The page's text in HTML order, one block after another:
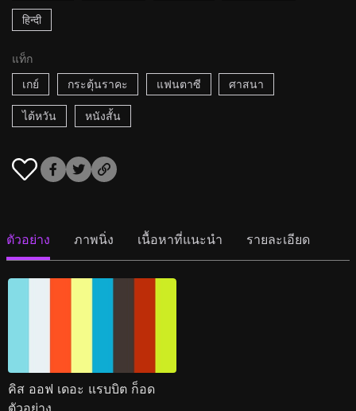
हिन्दी
แท็ก
เกย์
กระตุ้นราคะ แฟนตาซี ศาสนา
ไต้หวัน หนังสั้น
ตัวอย่าง ภาพนิ่ง เนื้อหาที่แนะนำ รายละเอียด
คิส ออฟ เดอะ แรบบิต ก็อด